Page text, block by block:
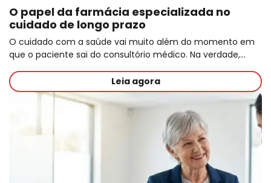
O papel da farmácia especializada no
cuidado de longo prazo
O cuidado com a saúde vai muito além do momento em
que o paciente sai do consultório médico. Na verdade,…
Leia agora